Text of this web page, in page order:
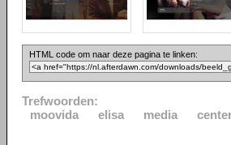
HTML code om naar deze pagina te linken:
Trefwoorden:
moovida
elisa media